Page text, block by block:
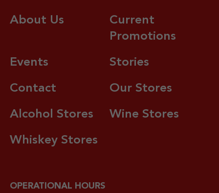
About Us
Current
Promotions
Events Stories
Contact Our Stores
Alcohol Stores Wine Stores
Whiskey Stores
OPERATIONAL HOURS